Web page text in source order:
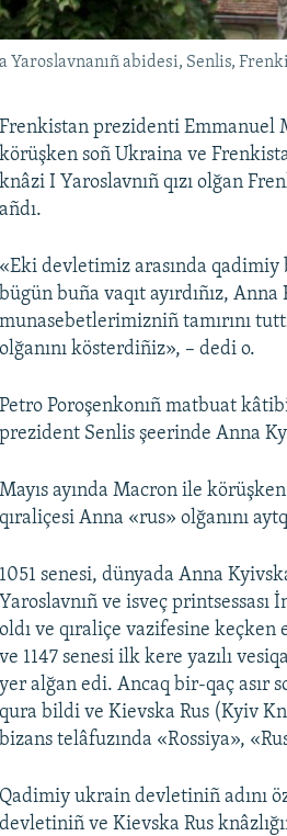
Yaroslavnanıñ abidesi, Senlis,
Frenkistan prezidenti Emmanuel
körüşken soñ Ukraina ve
knâzi I Yaroslavnıñ qızı olğan
añdı.
«Eki devletimiz arasında qadimiy
bügün buña vaqıt ayırdıñız,
munasebetlerimizniñ tamırını
olğanını kösterdiñiz», – dedi o.
Petro Poroşenkonıñ matbuat
prezident Senlis şeerinde Anna
Mayıs ayında Macron ile
qıraliçesi Anna «rus» olğanını
1051 senesi, dünyada Anna
Yaroslavnıñ ve isveç printsessası
oldı ve qıraliçe vazifesine keçken
ve 1147 senesi ilk kere yazılı
yer alğan edi. Ancaq bir-qaç asır
qura bildi ve Kievska Rus (Kyiv
bizans telâfuzında «Rossiya»,
Qadimiy ukrain devletiniñ adını
devletiniñ ve Kievska Rus